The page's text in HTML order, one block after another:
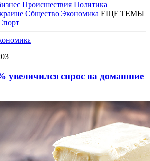
Происшествия Политика
Общество Экономика ЕЩЕ ТЕМЫ
увеличился спрос на домашние